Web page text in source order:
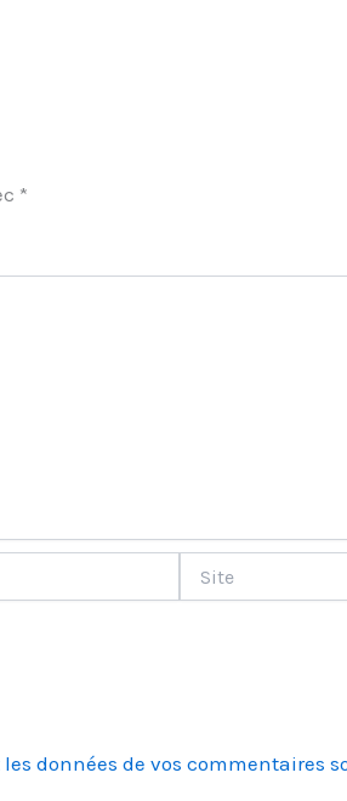
*
données de vos commentaires